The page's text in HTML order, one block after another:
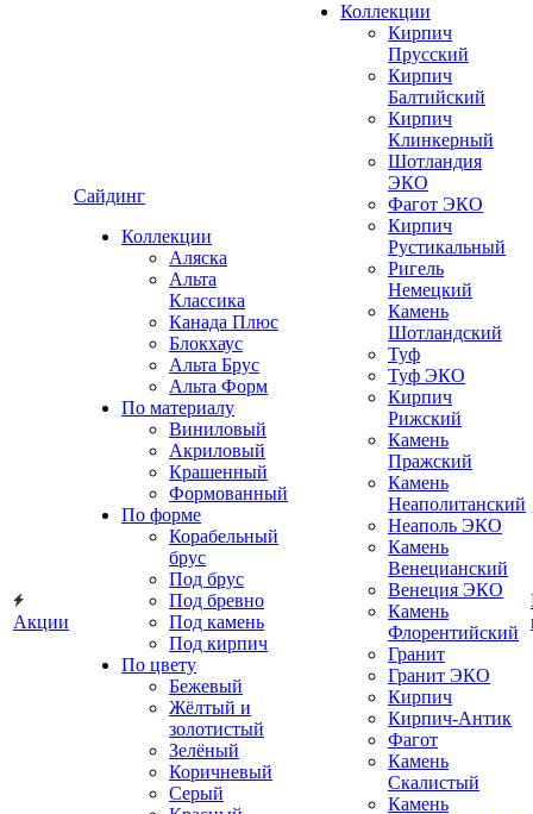
Акции
Сайдинг
Коллекции
Аляска
Альта
Классика
Канада Плюс
Блокхаус
Альта Брус
Альта Форм
По материалу
Виниловый
Акриловый
Крашенный
Формованный
По форме
Корабельный
брус
Под брус
Под бревно
Под камень
Под кирпич
По цвету
Бежевый
Жёлтый и
золотистый
Зелёный
Коричневый
Серый
Коллекции
Кирпич
Прусский
Кирпич
Балтийский
Кирпич
Клинкерный
Шотландия
ЭКО
Фагот ЭКО
Кирпич
Рустикальный
Ригель
Немецкий
Камень
Шотландский
Туф
Туф ЭКО
Кирпич
Рижский
Камень
Пражский
Камень
Неаполитанский
Неаполь ЭКО
Камень
Венецианский
Венеция ЭКО
Камень
Флорентийский
Гранит
Гранит ЭКО
Кирпич
Кирпич-Антик
Фагот
Камень
Скалистый
Камень